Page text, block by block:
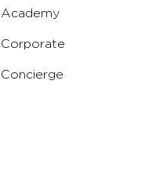
Academy
Corporate
Concierge